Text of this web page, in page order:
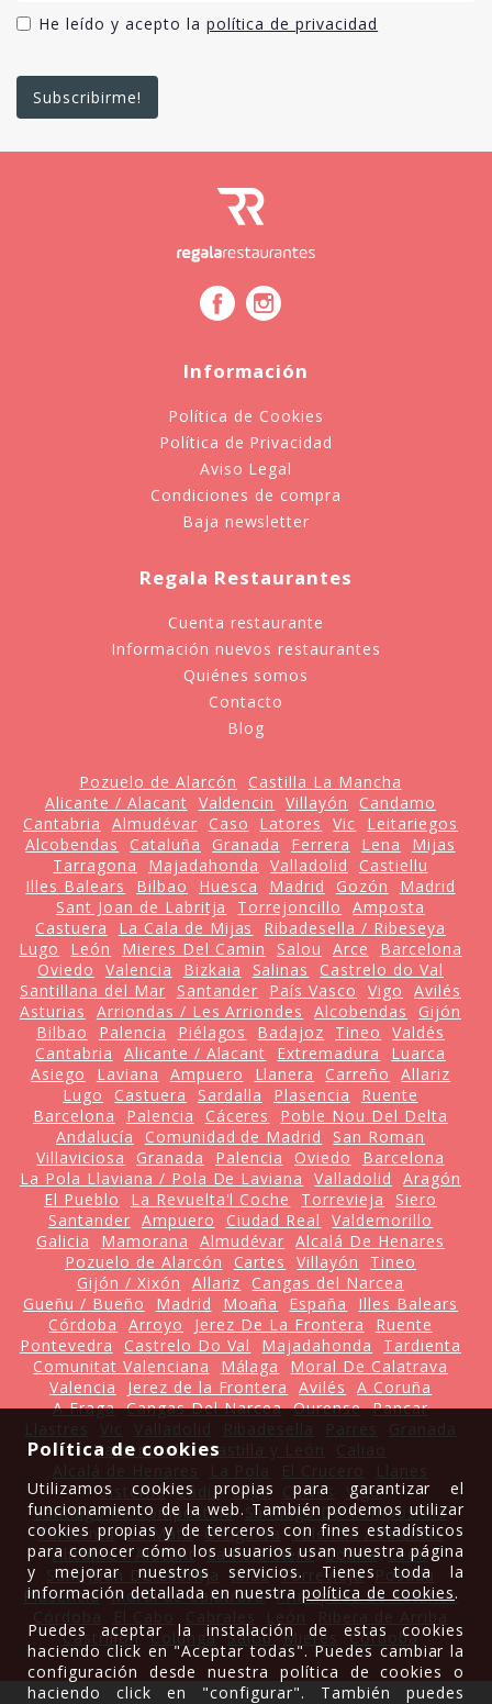
He leído y acepto la política de privacidad
Información
Política de Cookies
Política de Privacidad
Aviso Legal
Condiciones de compra
Baja newsletter
Regala Restaurantes
Cuenta restaurante
Información nuevos restaurantes
Quiénes somos
Contacto
Blog
Pozuelo de Alarcón
Castilla La Mancha
Alicante / Alacant Valdencin Villayón
Candamo
Cantabria
Almudévar Caso Latores Vic
Leitariegos
Alcobendas
Cataluña Granada Ferrera Lena
Mijas
Tarragona
Majadahonda Valladolid
Castiellu
Illes Balears
Bilbao Huesca Madrid Gozón
Madrid
Sant Joan de Labritja
Torrejoncillo
Amposta
Castuera
La Cala de Mijas
Ribadesella / Ribeseya
Lugo
León Mieres Del Camin Salou Arce
Barcelona
Oviedo
Valencia Bizkaia Salinas
Castrelo do Val
Santillana del Mar
Santander País Vasco Vigo
Avilés
Asturias
Arriondas / Les Arriondes Alcobendas
Gijón
Bilbao
Palencia Piélagos Badajoz Tineo
Valdés
Cantabria
Alicante / Alacant Extremadura
Luarca
Asiego
Laviana Ampuero Llanera Carreño
Allariz
Lugo
Castuera Sardalla Plasencia
Ruente
Barcelona
Palencia Cáceres
Poble Nou Del Delta
Andalucía
Comunidad de Madrid
San Roman
Villaviciosa
Granada Palencia Oviedo
Barcelona
La Pola Llaviana / Pola De Laviana
Valladolid
Aragón
El Pueblo
La Revuelta'l Coche Torrevieja
Siero
Santander Ampuero Ciudad Real
Valdemorillo
Galicia
Mamorana Almudévar
Alcalá De Henares
Pozuelo de Alarcón
Cartes Villayón
Tineo
Gijón / Xixón
Allariz
Cangas del Narcea
Gueñu / Bueño
Madrid Moaña España
Illes Balears
Córdoba
Arroyo Jerez De La Frontera
Ruente
Pontevedra
Castrelo Do Val Majadahonda
Tardienta
Comunitat Valenciana
Málaga
Moral De Calatrava
Valencia
Jerez de la Frontera Avilés
A Coruña
A Fraga Cangas Del Narcea Ourense Pancar
Valdemorillo Castilla y León
Sisterna Cádiz Lugo Cartes
Vigo
Santiago de Compostela
Santiago De Compostela
Tardienta La Mata Ortiguera
Valencia / València
Alicante / Alacant La Pola Siero Coaña León
Sant Joan De Labritja
Ibias Torrevieja
Posada
Plasencia Moral de Calatrava
Principado de Asturias
Castrillón Colunga Salou Mieres Córdoba
Política de cookies
Utilizamos cookies propias para garantizar el
funcionamiento de la web. También podemos utilizar
cookies propias y de terceros con fines estadísticos
para conocer cómo los usuarios usan nuestra página
y mejorar nuestros servicios. Tienes toda la
información detallada en nuestrapolítica de cookies.
Puedes aceptar la instalación de estas cookies
haciendo click en "Aceptar todas". Puedes cambiar la
configuración desde nuestra política de cookies o
haciendo click en "configurar". También puedes